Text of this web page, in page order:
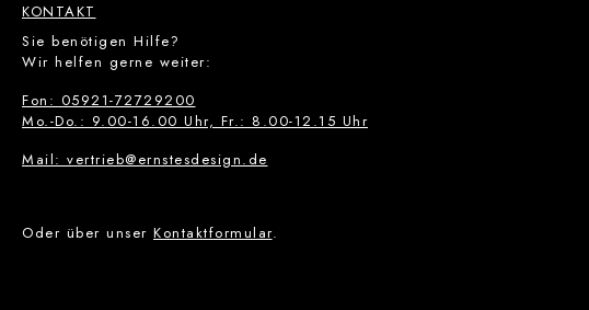
KONTAKT
Sie benötigen Hilfe?
Wir helfen gerne weiter:
Fon: 05921-72729200
Mo.-Do.: 9.00-16.00 Uhr, Fr.: 8.00-12.15 Uhr
Mail: vertrieb@ernstesdesign.de
Oder über unser Kontaktformular.